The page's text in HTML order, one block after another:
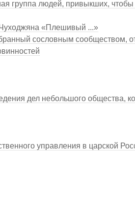
группа людей, привыкших, чтобы
Чуходжяна «Плешивый ...»
сословным сообществом,
дел небольшого общества,
управления в царской